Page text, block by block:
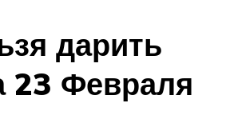
дарить
23 Февраля